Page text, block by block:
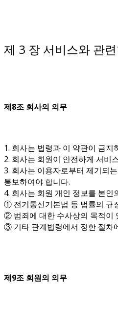
제 3 장 서비스와 관
제8조 회사의 의무
1. 회사는 법령과 이 약관이 금
2. 회사는 회원이 안전하게 서비
3. 회사는 이용자로부터 제기되
통보하여야 합니다.
4. 회사는 회원 개인 정보를 본
① 전기통신기본법 등 법률의 규
② 범죄에 대한 수사상의 목적이
③ 기타 관계법령에서 정한 절차
제9조 회원의 의무